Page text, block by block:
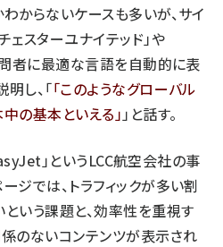
からないケースも多いが、サイ
ェスターユナイテッド 」や
問者に最適な言語を自動的に表
し、「 このようなグローバル
の基本といえる 」と話す。
」というLCC航空会社の事
ジでは、トラフィックが多い割
いう課題と、効率性を重視す
のないコンテンツが表示され